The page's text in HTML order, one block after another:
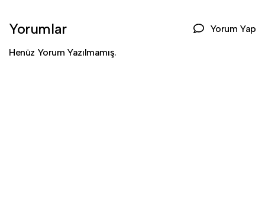
Yorumlar Yorum Yap
Henüz Yorum Yazılmamış.